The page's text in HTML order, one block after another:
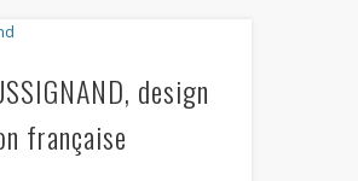
design
française